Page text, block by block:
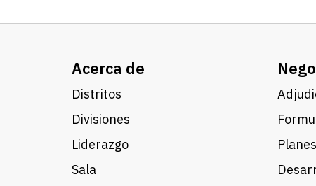
Acerca de
Distritos
Divisiones
Liderazgo
Sala